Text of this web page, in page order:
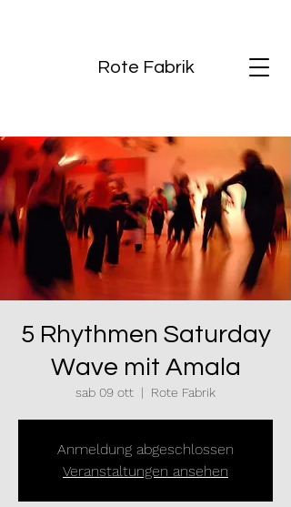
Rote Fabrik
5 Rhythmen Saturday
Wave mit Amala
sab 09 ott
  |
Rote Fabrik
Anmeldung abgeschlossen
Veranstaltungen ansehen